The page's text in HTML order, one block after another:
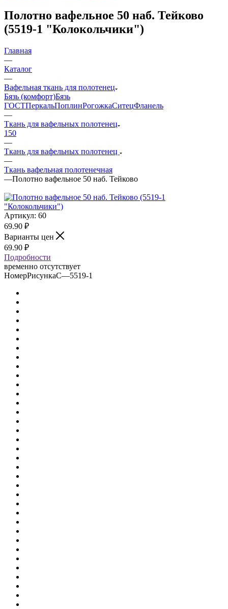
Полотно вафельное 50 наб. Тейково
(5519-1 "Колокольчики")
Главная
—
Каталог
—
Вафельная ткань для полотенец
Бязь (комфорт)Бязь
ГОСТПеркальПоплинРогожкаСитецФланель
—
Ткань для вафельных полотенец
150
—
Ткань для вафельных полотенец
—
Ткань вафельная полотенечная
—Полотно вафельное 50 наб. Тейково
Артикул: 60
69.90 ₽
Варианты цен
69.90 ₽
Подробности
временно отсутствует
НомерРисункаС—5519-1